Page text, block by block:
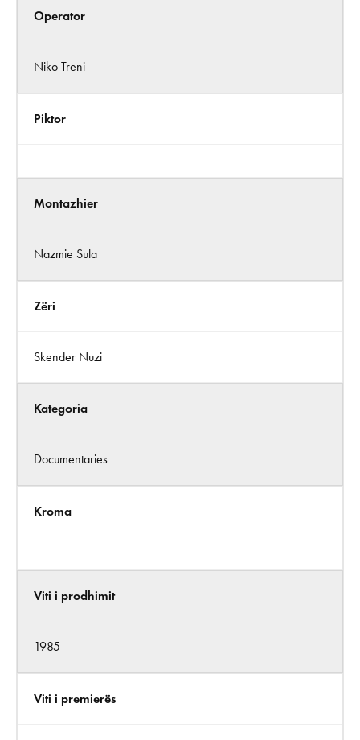
Operator
Niko Treni
Piktor
Montazhier
Nazmie Sula
Zëri
Skender Nuzi
Kategoria
Documentaries
Kroma
Viti i prodhimit
1985
Viti i premierës